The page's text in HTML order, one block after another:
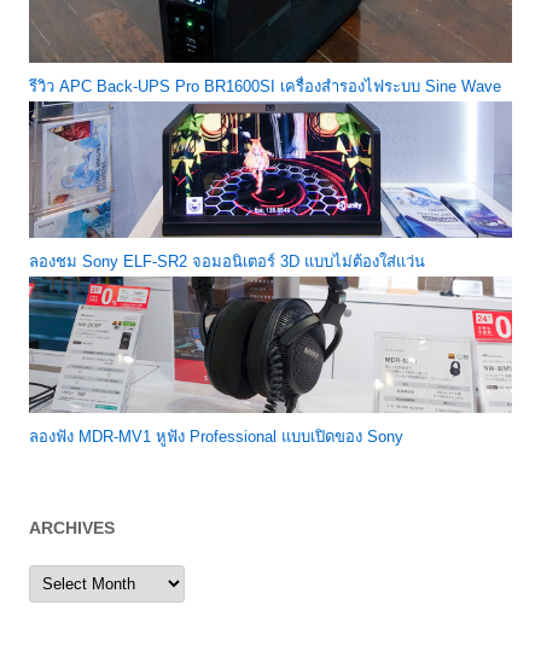
รีวิว APC Back-UPS Pro BR1600SI เครื่องสำรองไฟระบบ Sine Wave
ลองชม Sony ELF-SR2 จอมอนิเตอร์ 3D แบบไม่ต้องใส่แว่น
ลองฟัง MDR-MV1 หูฟัง Professional แบบเปิดของ Sony
ARCHIVES
Archives